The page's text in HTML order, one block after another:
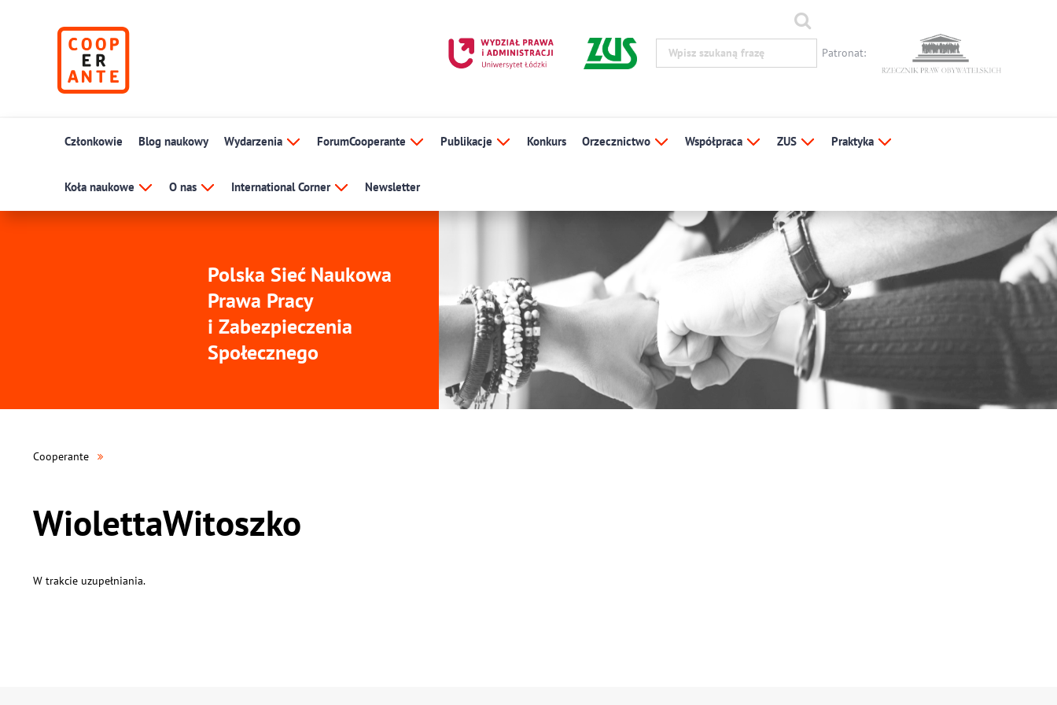
Patronat:
Członkowie Blog naukowy Wydarzenia ForumCooperante Publikacje Konkurs Orzecznictwo Współpraca ZUS Praktyka
Koła naukowe O nas International Corner Newsletter
Polska Sieć Naukowa
Prawa Pracy
i Zabezpieczenia
Społecznego
Cooperante
WiolettaWitoszko
W trakcie uzupełniania.